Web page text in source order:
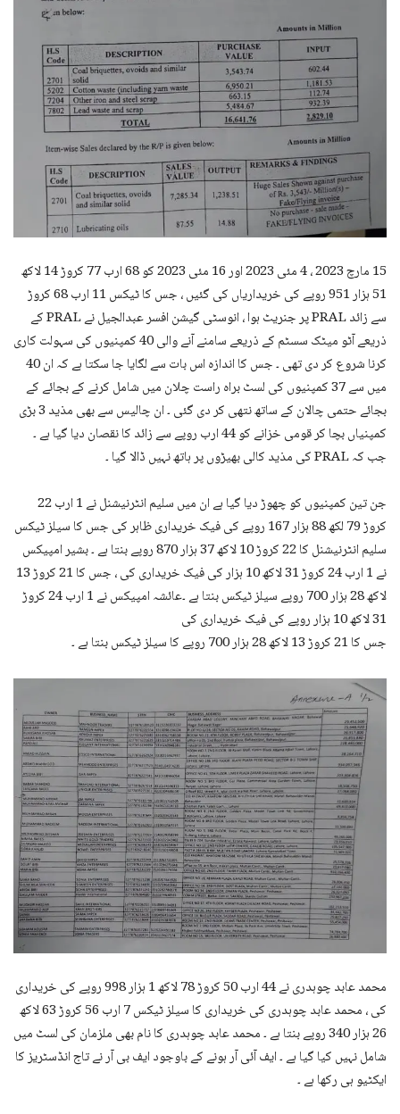
15 مارچ 2023 ، 4 مئی 2023 اور 16 مئی 2023 کو 68 ارب 77 کروڑ 14 لاکھ
51 ہزار 951 روپے کی خریداریاں کی گئیں ، جس کا ٹیکس 11 ارب 68 کروڑ
سے زائد PRAL پر جنریٹ ہوا ، انوسٹی گیشن افسر عبدالجیل نے PRAL کے
ذریعے آٹو میٹک سسٹم کے ذریعے سامنے آنے والی 40 کمپنیوں کی سہولت کاری
کرنا شروع کر دی تھی ۔ جس کا اندازہ اس بات سے لگایا جا سکتا ہے کہ ان 40
میں سے 37 کمپنیوں کی لسٹ براہ راست چلان میں شامل کرنے کے بجائے کے
بجائے حتمی چالان کے ساتھ نتھی کر دی گئی ۔ ان چالیس سے بھی مذید 3 بڑی
کمپنیاں بچا کر قومی خزانے کو 44 ارب روپے سے زائد کا نقصان دیا گیا ہے ۔
جب کہ PRAL کی مذید کالی بھیڑوں پر ہاتھ نہیں ڈالا گیا ۔
جن تین کمپنیوں کو چھوڑ دیا گیا ہے ان میں سلیم انٹرنیشنل نے 1 ارب 22
کروڑ 79 لکھ 88 ہزار 167 روپے کی فیک خریداری ظاہر کی جس کا سیلز ٹیکس
سلیم انٹرنیشنل کا 22 کروڑ 10 لاکھ 37 ہزار 870 روپے بنتا ہے ۔ بشیر امپیکس
نے 1 ارب 24 کروڑ 31 لاکھ 10 ہزار کی فیک خریداری کی ، جس کا 21 کروڑ 13
لاکھ 28 ہزار 700 روپے سیلز ٹیکس بنتا ہے ۔عائشہ امپیکس نے 1 ارب 24 کروڑ
31 لاکھ 10 ہزار روپے کی فیک خریداری کی
جس کا 21 کروڑ 13 لاکھ 28 ہزار 700 روپے کا سیلز ٹیکس بنتا ہے ۔
محمد عابد چوہدری نے 44 ارب 50 کروڑ 78 لاکھ 1 ہزار 998 روپے کی خریداری
کی ، محمد عابد چوہدری کی خریداری کا سیلز ٹیکس 7 ارب 56 کروڑ 63 لاکھ
26 ہزار 340 روپے بنتا ہے ۔ محمد عابد چوہدری کا نام بھی ملزمان کی لسٹ میں
شامل نہیں کیا گیا ہے ۔ ایف آئی آر ہونے کے باوجود ایف بی آر نے تاج انڈسٹریز کا
ایکٹیو ہی رکھا ہے ۔